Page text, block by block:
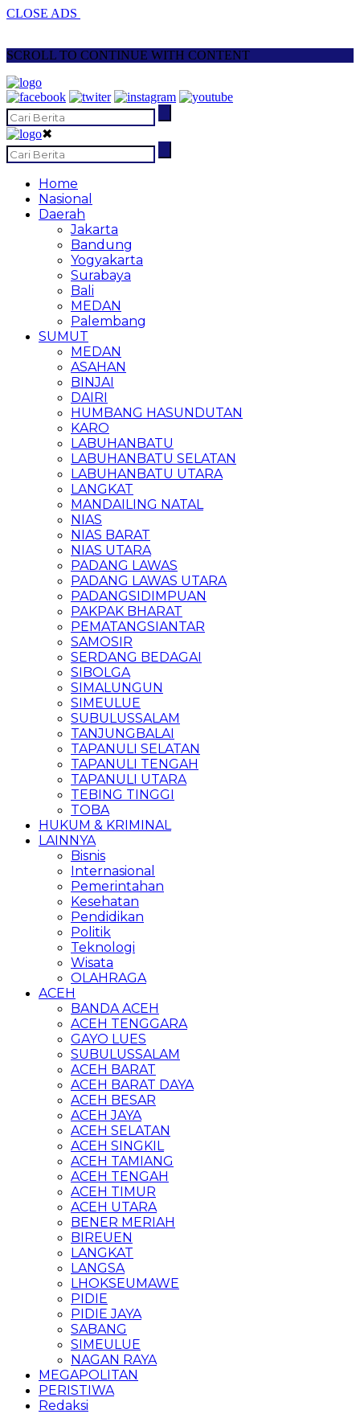
CLOSE ADS
SCROLL TO CONTINUE WITH CONTENT
✖
Home
Nasional
Daerah
Jakarta
Bandung
Yogyakarta
Surabaya
Bali
MEDAN
Palembang
SUMUT
MEDAN
ASAHAN
BINJAI
DAIRI
HUMBANG HASUNDUTAN
KARO
LABUHANBATU
LABUHANBATU SELATAN
LABUHANBATU UTARA
LANGKAT
MANDAILING NATAL
NIAS
NIAS BARAT
NIAS UTARA
PADANG LAWAS
PADANG LAWAS UTARA
PADANGSIDIMPUAN
PAKPAK BHARAT
PEMATANGSIANTAR
SAMOSIR
SERDANG BEDAGAI
SIBOLGA
SIMALUNGUN
SIMEULUE
SUBULUSSALAM
TANJUNGBALAI
TAPANULI SELATAN
TAPANULI TENGAH
TAPANULI UTARA
TEBING TINGGI
TOBA
HUKUM & KRIMINAL
LAINNYA
Bisnis
Internasional
Pemerintahan
Kesehatan
Pendidikan
Politik
Teknologi
Wisata
OLAHRAGA
ACEH
BANDA ACEH
ACEH TENGGARA
GAYO LUES
SUBULUSSALAM
ACEH BARAT
ACEH BARAT DAYA
ACEH BESAR
ACEH JAYA
ACEH SELATAN
ACEH SINGKIL
ACEH TAMIANG
ACEH TENGAH
ACEH TIMUR
ACEH UTARA
BENER MERIAH
BIREUEN
LANGKAT
LANGSA
LHOKSEUMAWE
PIDIE
PIDIE JAYA
SABANG
SIMEULUE
NAGAN RAYA
MEGAPOLITAN
PERISTIWA
Redaksi